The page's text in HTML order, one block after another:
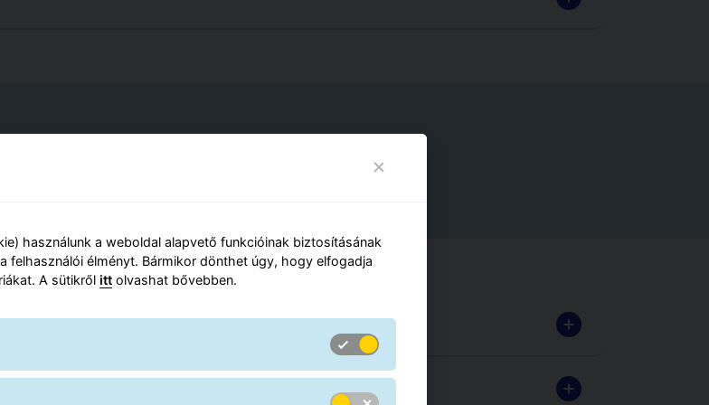
használunk a weboldal alapvető funkcióinak biztosításának
felhasználói élményt. Bármikor dönthet úgy, hogy elfogadja
A sütikről ittolvashat bővebben.